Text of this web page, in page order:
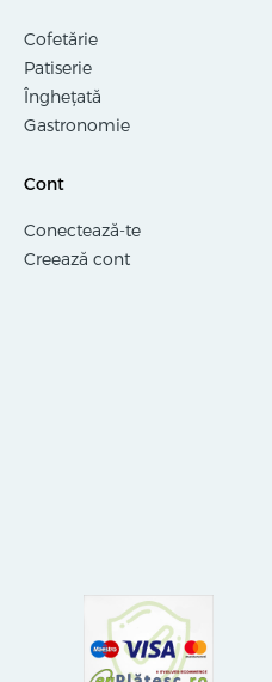
Cofetărie
Patiserie
Înghețată
Gastronomie
Cont
Conectează-te
Creează cont